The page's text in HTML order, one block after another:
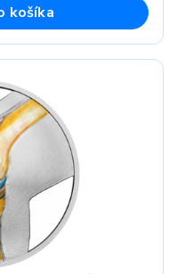
košíka